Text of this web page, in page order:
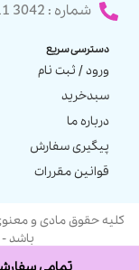
شماره : 3042 211 0133
دسترسی سریع
ورود / ثبت نام
سبدخرید
درباره ما
پیگیری سفارش
قوانین مقررات
کلیه حقوق مادی و
باشد